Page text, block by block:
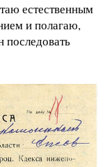
естественным
и полагаю,